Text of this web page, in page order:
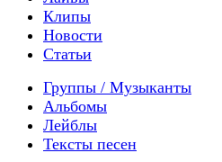
Клипы
Новости
Статьи
Группы / Музыканты
Альбомы
Лейблы
Тексты песен